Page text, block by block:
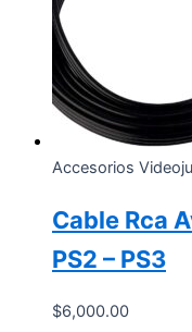
Accesorios
Cable Rca
PS2 – PS3
$6,000.00